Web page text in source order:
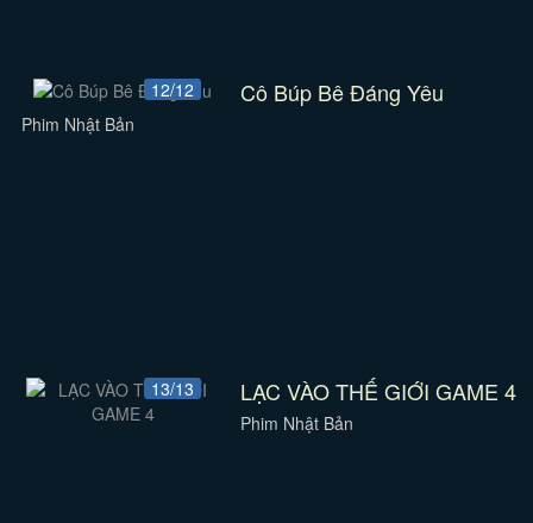
12/12 Cô Búp Bê Đáng Yêu
Phim Nhật Bản
13/13 LẠC VÀO THẾ GIỚI GAME 4
Phim Nhật Bản